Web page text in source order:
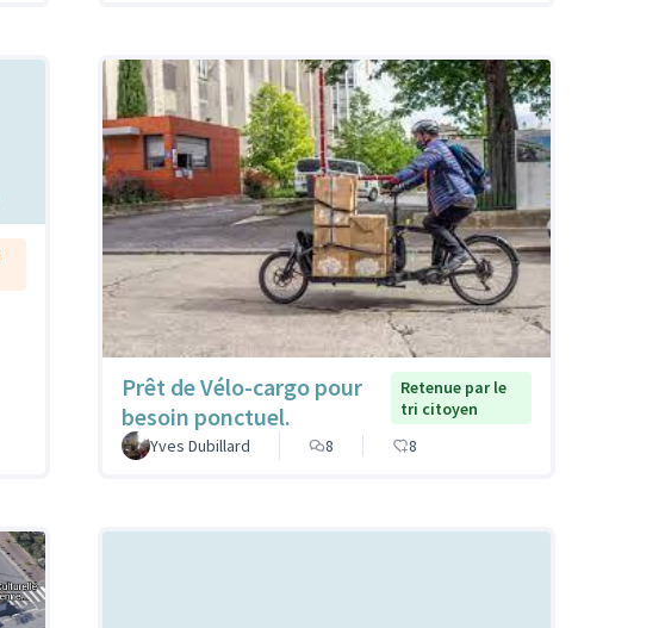
Prêt de Vélo-cargo pour
besoin ponctuel.
Retenue par le
tri citoyen
Yves Dubillard
8 8